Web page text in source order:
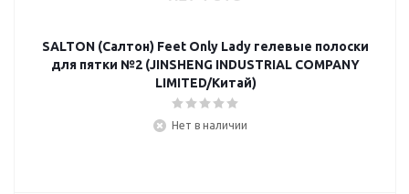
SALTON (Салтон) Feet Only Lady гелевые полоски
для пятки №2 (JINSHENG INDUSTRIAL COMPANY
LIMITED/Китай)
Нет в наличии